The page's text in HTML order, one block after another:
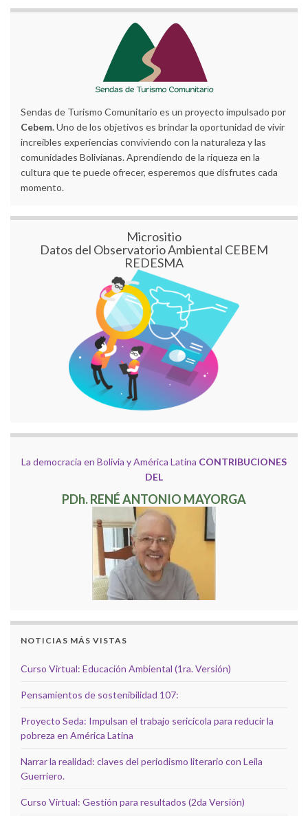
Sendas de Turismo Comunitario es un proyecto impulsado por
Cebem. Uno de los objetivos es brindar la oportunidad de vivir
increíbles experiencias conviviendo con la naturaleza y las
comunidades Bolivianas. Aprendiendo de la riqueza en la
cultura que te puede ofrecer, esperemos que disfrutes cada
momento.
Micrositio
Datos del Observatorio Ambiental CEBEM
REDESMA
La democracia en Bolivia y América Latina CONTRIBUCIONES
DEL
PDh. RENÉ ANTONIO MAYORGA
NOTICIAS MÁS VISTAS
Curso Virtual: Educación Ambiental (1ra. Versión)
Pensamientos de sostenibilidad 107:
Proyecto Seda: Impulsan el trabajo sericícola para reducir la
pobreza en América Latina
Narrar la realidad: claves del periodismo literario con Leila
Guerriero.
Curso Virtual: Gestión para resultados (2da Versión)